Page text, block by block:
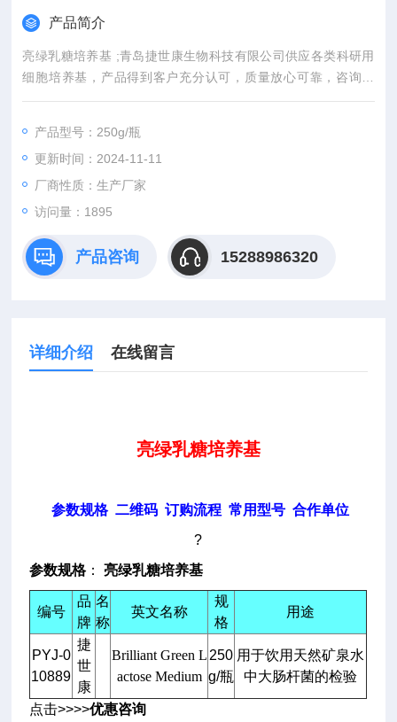
产品简介
亮绿乳糖培养基 ;青岛捷世康生物科技有限公司供应各类科研用
细胞培养基，产品得到客户充分认可，质量放心可靠，咨询订
购。
产品型号：250g/瓶
更新时间：2024-11-11
厂商性质：生产厂家
访问量：1895
产品咨询 15288986320
详细介绍 在线留言
亮绿乳糖培养基
参数规格 二维码 订购流程 常用型号 合作单位
?
参数规格：亮绿乳糖培养基
编号
品
牌
名
称
英文名称
规
格
用途
PYJ-0
10889
捷
世
康
Brilliant Green L
actose Medium
250
g/瓶
用于饮用天然矿泉水
中大肠杆菌的检验
点击>>>>优惠咨询